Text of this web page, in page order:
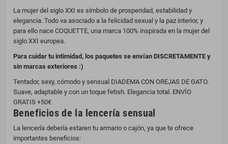
La mujer del siglo XXI es símbolo de prosperidad, estabilidad y
elegancia. Todo va asociado a la felicidad sexual y la paz interior, y
para ello nace COQUETTE, una marca 100% inspirada en la mujer del
siglo XXI europea.
Para cuidar tu intimidad, los paquetes se envían DISCRETAMENTE y
sin marcas exteriores :)
Tentador, sexy, cómodo y sensual DIADEMA CON OREJAS DE GATO.
Suave, adaptable y con un toque fetish. Elegancia total. ENVÍO
GRATIS +50€
Beneficios de la lencería sensual
La lencería debería estaren tu armario o cajón, ya que te ofrece
importantes beneficios: